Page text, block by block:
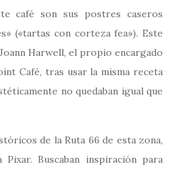
café son sus postres caseros
(«tartas con corteza fea»). Este
Harwell, el propio encargado
Café, tras usar la misma receta
no quedaban igual que
de la Ruta 66 de esta zona,
Buscaban inspiración para